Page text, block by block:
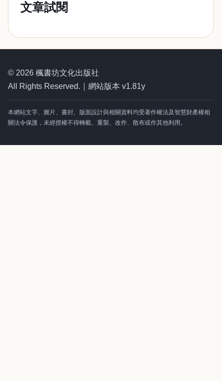
文章試閱
© 2026 楓書坊文化出版社
All Rights Reserved.｜網站版本 v1.81y
本網站文字、圖片、書封、版面設計與相關資料均受著作權法及智慧財產權相
關法令保護，未經授權不得轉載、重製、改作、散布或作其他利用。